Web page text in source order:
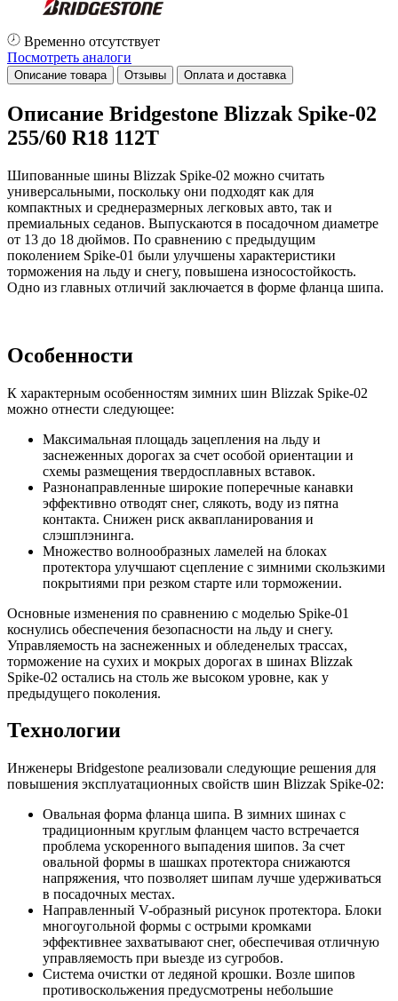
Временно отсутствует
Посмотреть аналоги
Описание товара Отзывы Оплата и доставка
Описание Bridgestone Blizzak Spike-02
255/60 R18 112T
Шипованные шины Blizzak Spike-02 можно считать
универсальными, поскольку они подходят как для
компактных и среднеразмерных легковых авто, так и
премиальных седанов. Выпускаются в посадочном диаметре
от 13 до 18 дюймов. По сравнению с предыдущим
поколением Spike-01 были улучшены характеристики
торможения на льду и снегу, повышена износостойкость.
Одно из главных отличий заключается в форме фланца шипа.
Особенности
К характерным особенностям зимних шин Blizzak Spike-02
можно отнести следующее:
Максимальная площадь зацепления на льду и
заснеженных дорогах за счет особой ориентации и
схемы размещения твердосплавных вставок.
Разнонаправленные широкие поперечные канавки
эффективно отводят снег, слякоть, воду из пятна
контакта. Снижен риск аквапланирования и
слэшплэнинга.
Множество волнообразных ламелей на блоках
протектора улучшают сцепление с зимними скользкими
покрытиями при резком старте или торможении.
Основные изменения по сравнению с моделью Spike-01
коснулись обеспечения безопасности на льду и снегу.
Управляемость на заснеженных и обледенелых трассах,
торможение на сухих и мокрых дорогах в шинах Blizzak
Spike-02 остались на столь же высоком уровне, как у
предыдущего поколения.
Технологии
Инженеры Bridgestone реализовали следующие решения для
повышения эксплуатационных свойств шин Blizzak Spike-02:
Овальная форма фланца шипа. В зимних шинах с
традиционным круглым фланцем часто встречается
проблема ускоренного выпадения шипов. За счет
овальной формы в шашках протектора снижаются
напряжения, что позволяет шипам лучше удерживаться
в посадочных местах.
Направленный V-образный рисунок протектора. Блоки
многоугольной формы с острыми кромками
эффективнее захватывают снег, обеспечивая отличную
управляемость при выезде из сугробов.
Система очистки от ледяной крошки. Возле шипов
противоскольжения предусмотрены небольшие